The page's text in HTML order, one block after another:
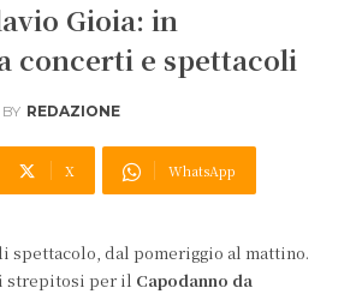
Gioia: in
concerti e spettacoli
BY REDAZIONE
X WhatsApp
spettacolo, dal pomeriggio al mattino.
strepitosi per il Capodanno da